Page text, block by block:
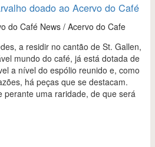
doado ao Acervo do Café
do Café News/ Acervo do Cafe
a residir no cantão de St. Gallen,
mundo do café, já está dotada de
a nível do espólio reunido e, como
há peças que se destacam.
perante uma raridade, de que será